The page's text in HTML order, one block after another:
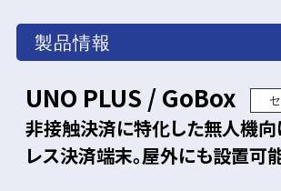
製品情報
UNO PLUS / GoBox
非接触決済に特化した無人機向
レス決済端末。屋外にも設置可能